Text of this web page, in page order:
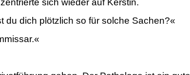
du dich plötzlich so für solche Sachen?«